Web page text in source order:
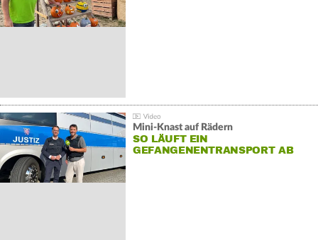
Mini-Knast auf Rädern
SO LÄUFT EIN
GEFANGENENTRANSPORT AB